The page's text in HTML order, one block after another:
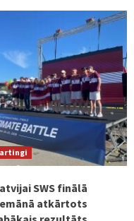
SWS finālā
atkārtots